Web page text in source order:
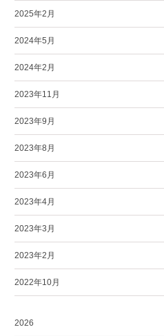
2025年2月
2024年5月
2024年2月
2023年11月
2023年9月
2023年8月
2023年6月
2023年4月
2023年3月
2023年2月
2022年10月
2026